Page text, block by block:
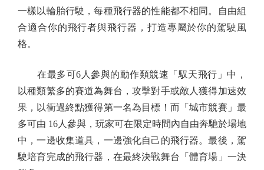
一樣以輪胎行駛，每種飛行器的性能都不相同。自由組
合適合你的飛行者與飛行器，打造專屬於你的駕駛風
格。
在最多可6人參與的動作類競速「馭天飛行」中，
以種類繁多的賽道為舞台，攻擊對手或敵人獲得加速效
果，以衝過終點獲得第一名為目標！而「城市競賽」最
多可由 16人參與，玩家可在限定時間內自由奔馳於場地
中，一邊收集道具，一邊強化自己的飛行器。最後，駕
駛培育完成的飛行器，在最終決戰舞台「體育場」一決